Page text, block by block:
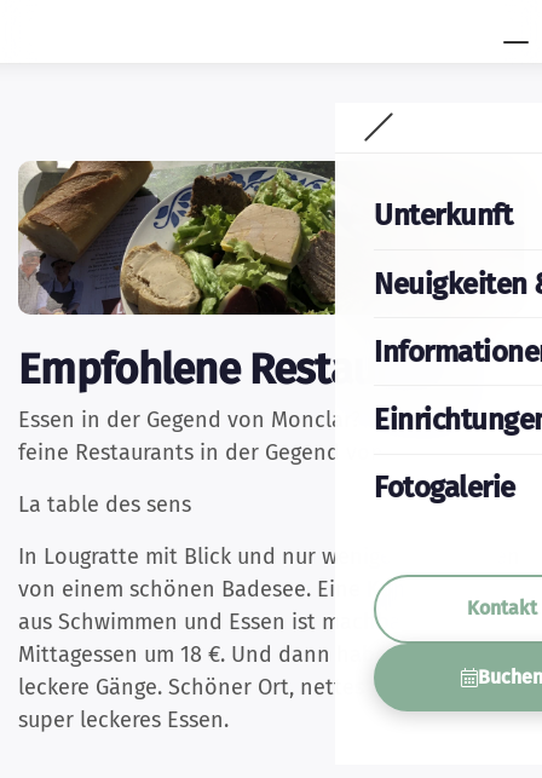
Unterkunft
Neuigkeiten
Fotogalerie
Kontakt
Empfohlene Restaurants
Essen in der Gegend von Monclar? Vorschläge für
feine Restaurants in der Gegend von Monclar:
La table des sens
In Lougratte mit Blick und nur wenige Gehminuten
von einem schönen Badesee. Eine Kombination
aus Schwimmen und Essen ist machbar.
Mittagessen um 18 €. Und dann haben Sie drei
leckere Gänge. Schöner Ort, nettes Personal und
super leckeres Essen.